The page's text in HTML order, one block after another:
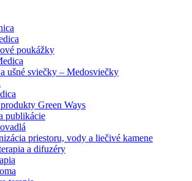
poukážky
ušné sviečky – Medosviečky
Green Ways
publikácie
priestoru, vody a liečivé kamene
a difuzéry